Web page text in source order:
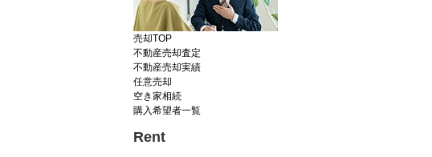
売却TOP
不動産売却査定
不動産売却実績
任意売却
空き家相続
購入希望者一覧
Rent